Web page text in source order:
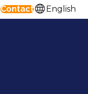
Contact English